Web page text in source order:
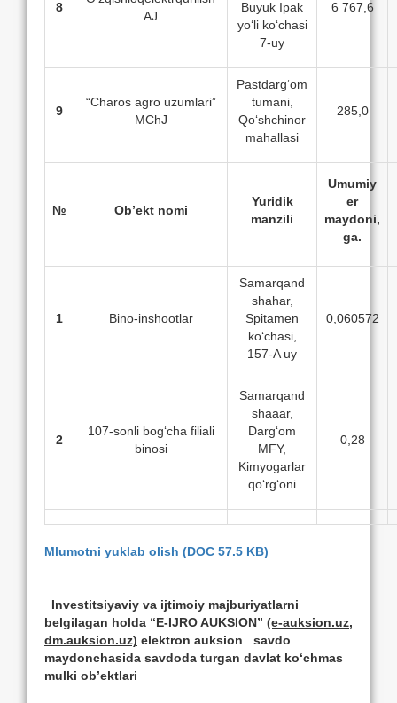
8
AJ
Buyuk Ipak
yo‘li ko‘chasi
7-uy
6 767,6
9
“Charos agro uzumlari”
MChJ
Pastdarg‘om
tumani,
Qo‘shchinor
mahallasi
285,0
№ Ob’ekt nomi
Yuridik
manzili
Umumiy
er
maydoni,
ga.
1 Bino-inshootlar
Samarqand
shahar,
Spitamen
ko‘chasi,
157-A uy
0,060572
2
107-sonli bog‘cha filiali
binosi
Samarqand
shaaar,
Darg‘om
MFY,
Kimyogarlar
qo‘rg‘oni
0,28
Mlumotni yuklab olish (DOC 57.5 KB)
Investitsiyaviy va ijtimoiy majburiyatlarni
belgilagan holda “E-IJRO AUKSION” (e-auksion.uz,
dm.auksion.uz) elektron auksion savdo
maydonchasida savdoda turgan davlat ko‘chmas
mulki ob’ektlari